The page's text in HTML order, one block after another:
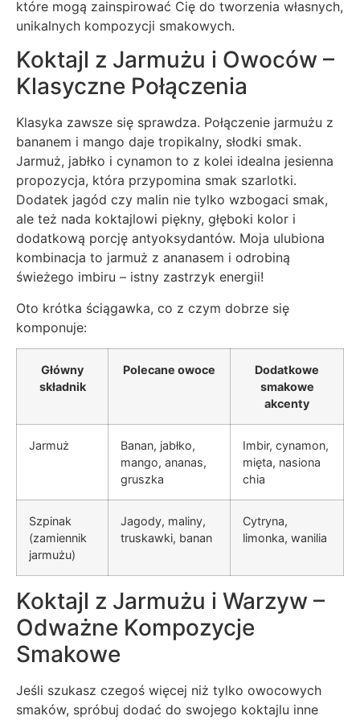
które mogą zainspirować Cię do tworzenia własnych,
unikalnych kompozycji smakowych.
Koktajl z Jarmużu i Owoców –
Klasyczne Połączenia
Klasyka zawsze się sprawdza. Połączenie jarmużu z
bananem i mango daje tropikalny, słodki smak.
Jarmuż, jabłko i cynamon to z kolei idealna jesienna
propozycja, która przypomina smak szarlotki.
Dodatek jagód czy malin nie tylko wzbogaci smak,
ale też nada koktajlowi piękny, głęboki kolor i
dodatkową porcję antyoksydantów. Moja ulubiona
kombinacja to jarmuż z ananasem i odrobiną
świeżego imbiru – istny zastrzyk energii!
Oto krótka ściągawka, co z czym dobrze się
komponuje:
Główny
składnik
Polecane owoce
Dodatkowe
smakowe
akcenty
Jarmuż
Banan, jabłko,
mango, ananas,
gruszka
Imbir, cynamon,
mięta, nasiona
chia
Szpinak
(zamiennik
jarmużu)
Jagody, maliny,
truskawki, banan
Cytryna,
limonka, wanilia
Koktajl z Jarmużu i Warzyw –
Odważne Kompozycje
Smakowe
Jeśli szukasz czegoś więcej niż tylko owocowych
smaków, spróbuj dodać do swojego koktajlu inne